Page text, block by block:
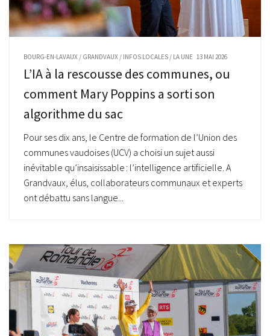
BOURG-EN-LAVAUX / GRANDVAUX / INFOS LOCALES / LA UNE 13 MAI 2026
L’IA à la rescousse des communes, ou
comment Mary Poppins a sorti son
algorithme du sac
Pour ses dix ans, le Centre de formation de l’Union des
communes vaudoises (UCV) a choisi un sujet aussi
inévitable qu’insaisissable : l’intelligence artificielle. A
Grandvaux, élus, collaborateurs communaux et experts
ont débattu sans langue...